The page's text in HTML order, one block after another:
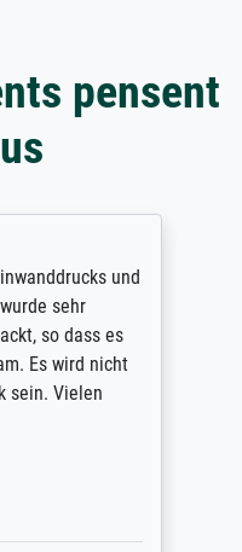
pensent
und
sehr
so dass es
Es wird nicht
sein. Vielen